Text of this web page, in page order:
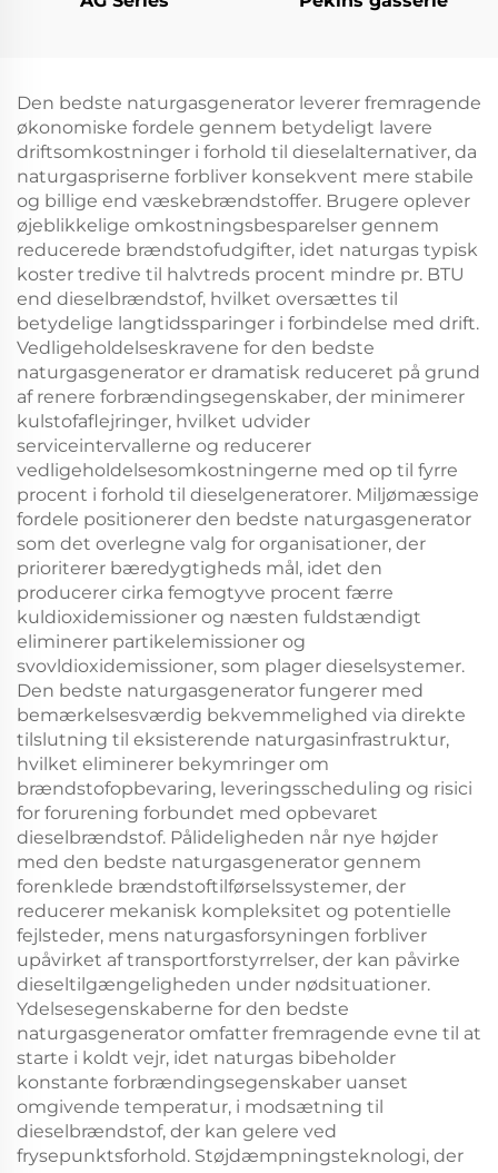
Den bedste naturgasgenerator leverer fremragende
økonomiske fordele gennem betydeligt lavere
driftsomkostninger i forhold til dieselalternativer, da
naturgaspriserne forbliver konsekvent mere stabile
og billige end væskebrændstoffer. Brugere oplever
øjeblikkelige omkostningsbesparelser gennem
reducerede brændstofudgifter, idet naturgas typisk
koster tredive til halvtreds procent mindre pr. BTU
end dieselbrændstof, hvilket oversættes til
betydelige langtidssparinger i forbindelse med drift.
Vedligeholdelseskravene for den bedste
naturgasgenerator er dramatisk reduceret på grund
af renere forbrændingsegenskaber, der minimerer
kulstofaflejringer, hvilket udvider
serviceintervallerne og reducerer
vedligeholdelsesomkostningerne med op til fyrre
procent i forhold til dieselgeneratorer. Miljømæssige
fordele positionerer den bedste naturgasgenerator
som det overlegne valg for organisationer, der
prioriterer bæredygtigheds mål, idet den
producerer cirka femogtyve procent færre
kuldioxidemissioner og næsten fuldstændigt
eliminerer partikelemissioner og
svovldioxidemissioner, som plager dieselsystemer.
Den bedste naturgasgenerator fungerer med
bemærkelsesværdig bekvemmelighed via direkte
tilslutning til eksisterende naturgasinfrastruktur,
hvilket eliminerer bekymringer om
brændstofopbevaring, leveringsscheduling og risici
for forurening forbundet med opbevaret
dieselbrændstof. Pålideligheden når nye højder
med den bedste naturgasgenerator gennem
forenklede brændstoftilførselssystemer, der
reducerer mekanisk kompleksitet og potentielle
fejlsteder, mens naturgasforsyningen forbliver
upåvirket af transportforstyrrelser, der kan påvirke
dieseltilgængeligheden under nødsituationer.
Ydelsesegenskaberne for den bedste
naturgasgenerator omfatter fremragende evne til at
starte i koldt vejr, idet naturgas bibeholder
konstante forbrændingsegenskaber uanset
omgivende temperatur, i modsætning til
dieselbrændstof, der kan gelere ved
frysepunktsforhold. Støjdæmpningsteknologi, der